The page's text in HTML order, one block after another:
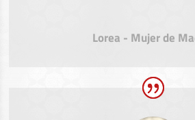
Lorea - Mujer de